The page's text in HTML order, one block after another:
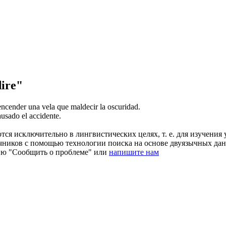
una vela que maldecirla oscuridad.
el accidente.
исключительно в лингвистических целях, т. е. для
с помощью технологии поиска на основе двуязычных
"Сообщить о проблеме" или напишите нам